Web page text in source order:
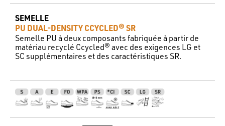
SEMELLE
PU DUAL-DENSITY CCYCLED® SR
Semelle PU à deux composants fabriquée à partir de
matériau recyclé Ccycled® avec des exigences LG et
SC supplémentaires et des caractéristiques SR.